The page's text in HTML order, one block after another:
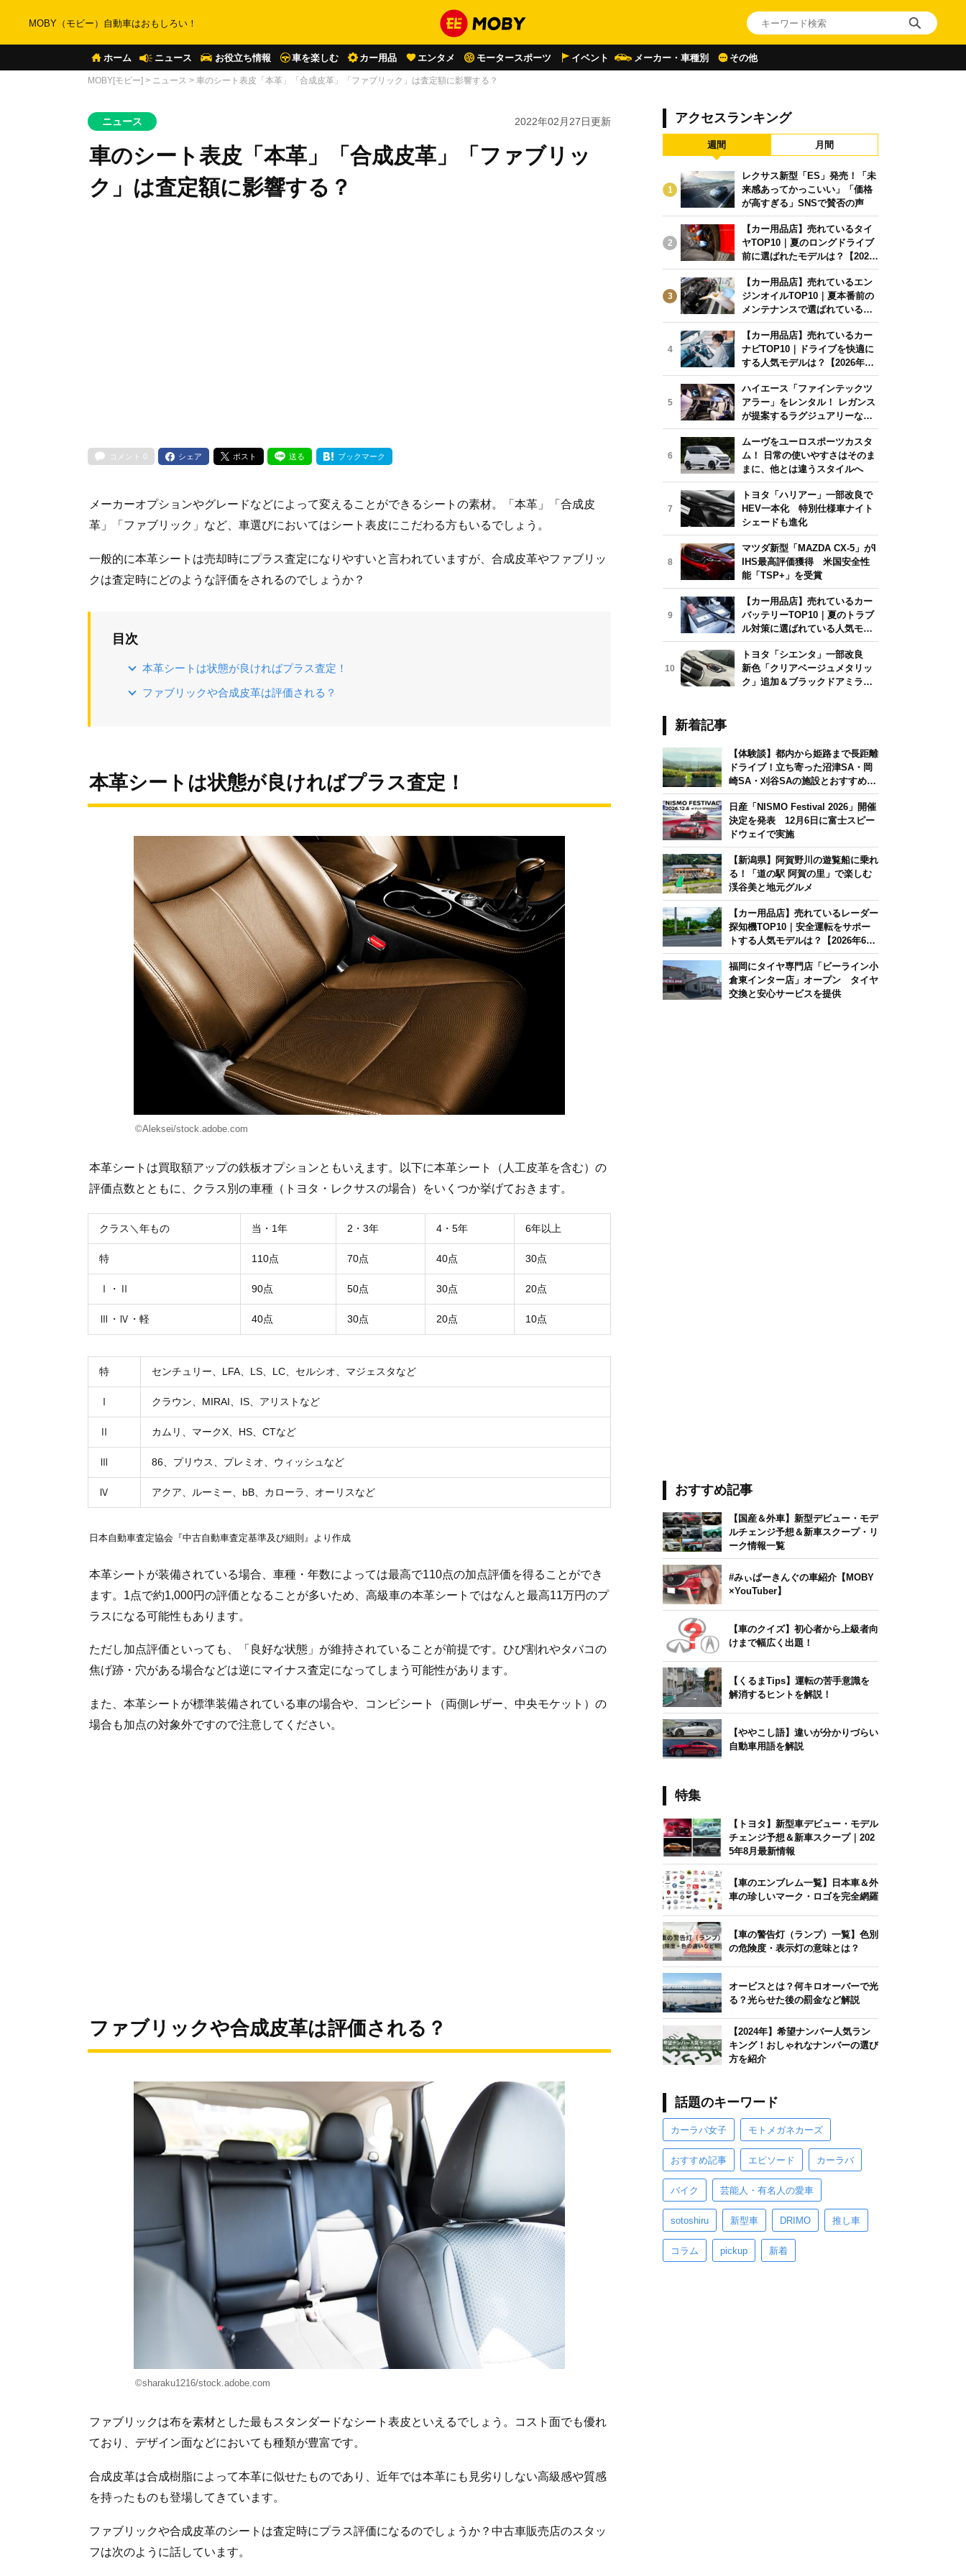
MOBY（モビー）自動車はおもしろい！
ホーム ニュース お役立ち情報 車を楽しむ カー用品 エンタメ モータースポーツ イベント メーカー・車種別 その他
MOBY[モビー] > ニュース > 車のシート表皮「本革」「合成皮革」「ファブリック」は査定額に影響する？
ニュース 2022年02月27日更新
車のシート表皮「本革」「合成皮革」「ファブリッ
ク」は査定額に影響する？
コメント 0 シェア ポスト 送る ブックマーク
メーカーオプションやグレードなどによって変えることができるシートの素材。「本革」「合成皮
革」「ファブリック」など、車選びにおいてはシート表皮にこだわる方もいるでしょう。
一般的に本革シートは売却時にプラス査定になりやすいと言われていますが、合成皮革やファブリッ
クは査定時にどのような評価をされるのでしょうか？
目次
本革シートは状態が良ければプラス査定！
ファブリックや合成皮革は評価される？
本革シートは状態が良ければプラス査定！
©︎Aleksei/stock.adobe.com
本革シートは買取額アップの鉄板オプションともいえます。以下に本革シート（人工皮革を含む）の
評価点数とともに、クラス別の車種（トヨタ・レクサスの場合）をいくつか挙げておきます。
クラス＼年もの 当・1年 2・3年 4・5年 6年以上
特 110点 70点 40点 30点
Ⅰ・Ⅱ 90点 50点 30点 20点
Ⅲ・Ⅳ・軽 40点 30点 20点 10点
特 センチュリー、LFA、LS、LC、セルシオ、マジェスタなど
Ⅰ クラウン、MIRAI、IS、アリストなど
Ⅱ カムリ、マークX、HS、CTなど
Ⅲ 86、プリウス、プレミオ、ウィッシュなど
Ⅳ アクア、ルーミー、bB、カローラ、オーリスなど
日本自動車査定協会『中古自動車査定基準及び細則』より作成
本革シートが装備されている場合、車種・年数によっては最高で110点の加点評価を得ることができ
ます。1点で約1,000円の評価となることが多いため、高級車の本革シートではなんと最高11万円のプ
ラスになる可能性もあります。
ただし加点評価といっても、「良好な状態」が維持されていることが前提です。ひび割れやタバコの
焦げ跡・穴がある場合などは逆にマイナス査定になってしまう可能性があります。
また、本革シートが標準装備されている車の場合や、コンビシート（両側レザー、中央モケット）の
場合も加点の対象外ですので注意してください。
ファブリックや合成皮革は評価される？
©︎sharaku1216/stock.adobe.com
ファブリックは布を素材とした最もスタンダードなシート表皮といえるでしょう。コスト面でも優れ
ており、デザイン面などにおいても種類が豊富です。
合成皮革は合成樹脂によって本革に似せたものであり、近年では本革にも見劣りしない高級感や質感
を持ったものも登場してきています。
ファブリックや合成皮革のシートは査定時にプラス評価になるのでしょうか？中古車販売店のスタッ
フは次のように話しています。
アクセスランキング
週間 月間
1
レクサス新型「ES」発売！「未
来感あってかっこいい」「価格
が高すぎる」SNSで賛否の声
2
【カー用品店】売れているタイ
ヤTOP10｜夏のロングドライブ
前に選ばれたモデルは？【2026
年6月版】
3
【カー用品店】売れているエン
ジンオイルTOP10｜夏本番前の
メンテナンスで選ばれている人
気モデルは？【2026年6月版】
4
【カー用品店】売れているカー
ナビTOP10｜ドライブを快適に
する人気モデルは？【2026年6
月版】
5
ハイエース「ファインテックツ
アラー」をレンタル！ レガンス
が提案するラグジュアリーな移
動体験
6
ムーヴをユーロスポーツカスタ
ム！ 日常の使いやすさはそのま
まに、他とは違うスタイルへ
7
トヨタ「ハリアー」一部改良で
HEV一本化 特別仕様車ナイト
シェードも進化
8
マツダ新型「MAZDA CX-5」がI
IHS最高評価獲得 米国安全性
能「TSP+」を受賞
9
【カー用品店】売れているカー
バッテリーTOP10｜夏のトラブ
ル対策に選ばれている人気モデ
ルは？【2026年6月版】
10
トヨタ「シエンタ」一部改良
新色「クリアベージュメタリッ
ク」追加＆ブラックドアミラー
新着記事
【体験談】都内から姫路まで長距離
ドライブ！立ち寄った沼津SA・岡
崎SA・刈谷SAの施設とおすすめグ
ルメを紹介
日産「NISMO Festival 2026」開催
決定を発表 12月6日に富士スピー
ドウェイで実施
【新潟県】阿賀野川の遊覧船に乗れ
る！「道の駅 阿賀の里」で楽しむ
渓谷美と地元グルメ
【カー用品店】売れているレーダー
探知機TOP10｜安全運転をサポー
トする人気モデルは？【2026年6月
版】
福岡にタイヤ専門店「ビーライン小
倉東インター店」オープン タイヤ
交換と安心サービスを提供
おすすめ記事
【国産＆外車】新型デビュー・モデ
ルチェンジ予想＆新車スクープ・リ
ーク情報一覧
#みぃぱーきんぐの車紹介【MOBY
×YouTuber】
【車のクイズ】初心者から上級者向
けまで幅広く出題！
【くるまTips】運転の苦手意識を
解消するヒントを解説！
【ややこし語】違いが分かりづらい
自動車用語を解説
特集
【トヨタ】新型車デビュー・モデル
チェンジ予想＆新車スクープ｜202
5年8月最新情報
【車のエンブレム一覧】日本車＆外
車の珍しいマーク・ロゴを完全網羅
【車の警告灯（ランプ）一覧】色別
の危険度・表示灯の意味とは？
オービスとは？何キロオーバーで光
る？光らせた後の罰金など解説
【2024年】希望ナンバー人気ラン
キング！おしゃれなナンバーの選び
方を紹介
話題のキーワード
カーラバ女子 モトメガネカーズ
おすすめ記事 エピソード カーラバ
バイク 芸能人・有名人の愛車
sotoshiru 新型車 DRIMO 推し車
コラム pickup 新着